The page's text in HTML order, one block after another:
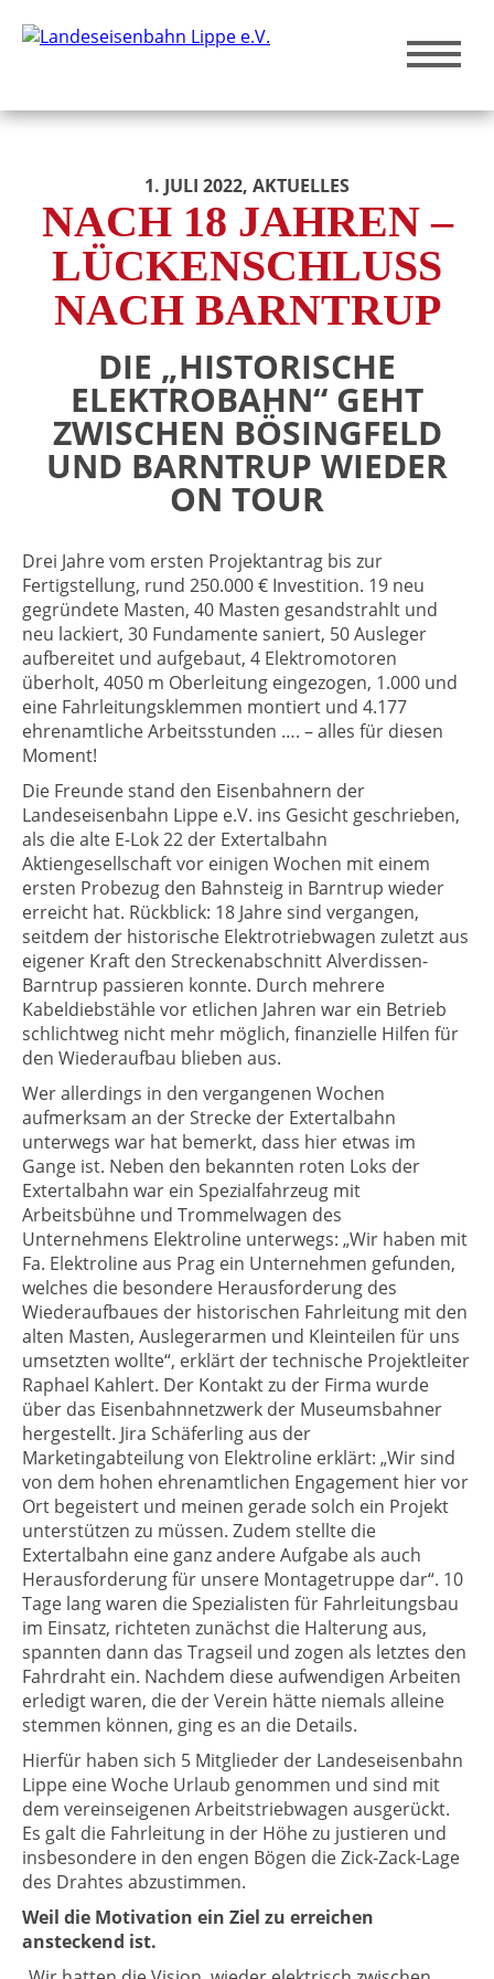
1. JULI 2022, AKTUELLES
NACH 18 JAHREN –
LÜCKENSCHLUSS
NACH BARNTRUP
DIE „HISTORISCHE
ELEKTROBAHN“ GEHT
ZWISCHEN BÖSINGFELD
UND BARNTRUP WIEDER
ON TOUR
Drei Jahre vom ersten Projektantrag bis zur
Fertigstellung, rund 250.000 € Investition. 19 neu
gegründete Masten, 40 Masten gesandstrahlt und
neu lackiert, 30 Fundamente saniert, 50 Ausleger
aufbereitet und aufgebaut, 4 Elektromotoren
überholt, 4050 m Oberleitung eingezogen, 1.000 und
eine Fahrleitungsklemmen montiert und 4.177
ehrenamtliche Arbeitsstunden …. – alles für diesen
Moment!
Die Freunde stand den Eisenbahnern der
Landeseisenbahn Lippe e.V. ins Gesicht geschrieben,
als die alte E-Lok 22 der Extertalbahn
Aktiengesellschaft vor einigen Wochen mit einem
ersten Probezug den Bahnsteig in Barntrup wieder
erreicht hat. Rückblick: 18 Jahre sind vergangen,
seitdem der historische Elektrotriebwagen zuletzt aus
eigener Kraft den Streckenabschnitt Alverdissen-
Barntrup passieren konnte. Durch mehrere
Kabeldiebstähle vor etlichen Jahren war ein Betrieb
schlichtweg nicht mehr möglich, finanzielle Hilfen für
den Wiederaufbau blieben aus.
Wer allerdings in den vergangenen Wochen
aufmerksam an der Strecke der Extertalbahn
unterwegs war hat bemerkt, dass hier etwas im
Gange ist. Neben den bekannten roten Loks der
Extertalbahn war ein Spezialfahrzeug mit
Arbeitsbühne und Trommelwagen des
Unternehmens Elektroline unterwegs: „Wir haben mit
Fa. Elektroline aus Prag ein Unternehmen gefunden,
welches die besondere Herausforderung des
Wiederaufbaues der historischen Fahrleitung mit den
alten Masten, Auslegerarmen und Kleinteilen für uns
umsetzten wollte“, erklärt der technische Projektleiter
Raphael Kahlert. Der Kontakt zu der Firma wurde
über das Eisenbahnnetzwerk der Museumsbahner
hergestellt. Jira Schäferling aus der
Marketingabteilung von Elektroline erklärt: „Wir sind
von dem hohen ehrenamtlichen Engagement hier vor
Ort begeistert und meinen gerade solch ein Projekt
unterstützen zu müssen. Zudem stellte die
Extertalbahn eine ganz andere Aufgabe als auch
Herausforderung für unsere Montagetruppe dar“. 10
Tage lang waren die Spezialisten für Fahrleitungsbau
im Einsatz, richteten zunächst die Halterung aus,
spannten dann das Tragseil und zogen als letztes den
Fahrdraht ein. Nachdem diese aufwendigen Arbeiten
erledigt waren, die der Verein hätte niemals alleine
stemmen können, ging es an die Details.
Hierfür haben sich 5 Mitglieder der Landeseisenbahn
Lippe eine Woche Urlaub genommen und sind mit
dem vereinseigenen Arbeitstriebwagen ausgerückt.
Es galt die Fahrleitung in der Höhe zu justieren und
insbesondere in den engen Bögen die Zick-Zack-Lage
des Drahtes abzustimmen.
Weil die Motivation ein Ziel zu erreichen
ansteckend ist.